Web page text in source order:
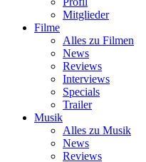
Mitglieder
Filme
Alles zu Filmen
News
Reviews
Interviews
Specials
Trailer
Musik
Alles zu Musik
News
Reviews